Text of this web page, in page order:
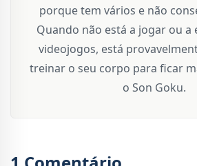
porque tem vários e não
Quando não está a jogar ou a
videojogos, está
treinar o seu corpo para ficar
o Son Goku.